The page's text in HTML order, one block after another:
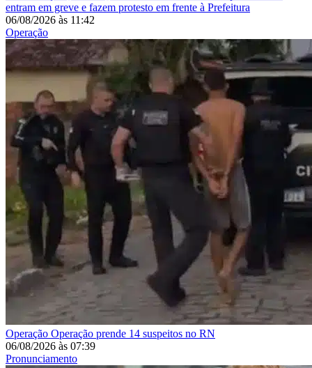
entram em greve e fazem protesto em frente à Prefeitura
06/08/2026 às 11:42
Operação
Operação Operação prende 14 suspeitos no RN
06/08/2026 às 07:39
Pronunciamento